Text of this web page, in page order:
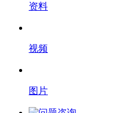
资料
视频
图片